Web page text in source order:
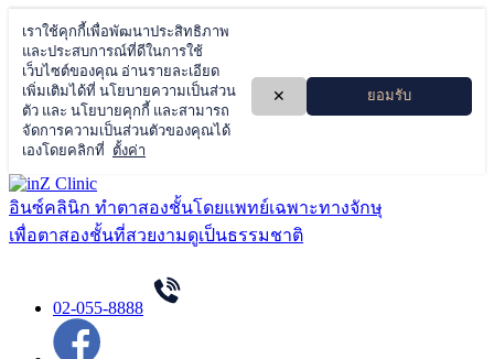
Skip
to
content
อินซ์คลินิก ทำตาสองชั้นโดยแพทย์เฉพาะทางจักษุ
เพื่อตาสองชั้นที่สวยงามดูเป็นธรรมชาติ
02-055-8888